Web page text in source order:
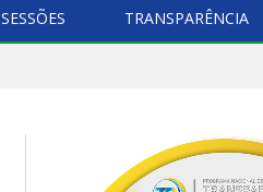
SESSÕES TRANSPARÊNCIA